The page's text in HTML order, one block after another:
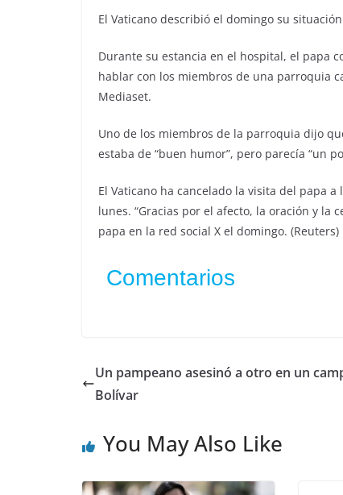
El Vaticano describió el domingo su
Durante su estancia en el hospital, el papa
hablar con los miembros de una parroquia
Mediaset.
Uno de los miembros de la parroquia dijo
estaba de “buen humor”, pero parecía “un
El Vaticano ha cancelado la visita del papa
lunes. “Gracias por el afecto, la oración y la
papa en la red social X el domingo. (Reuters)
Comentarios
Un pampeano asesinó a otro en un
Bolívar
You May Also Like